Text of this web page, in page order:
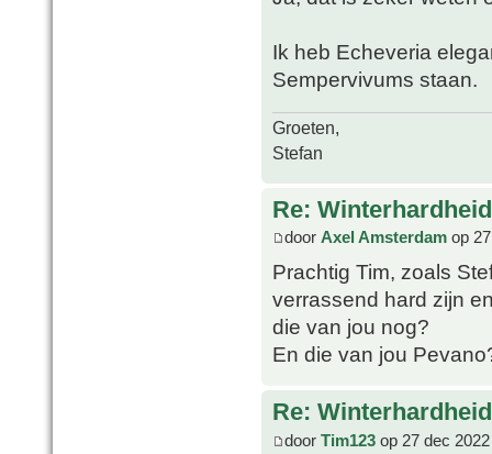
Ik heb Echeveria
Sempervivums staan.
Groeten,
Stefan
Re:
door Axel Amsterdam op
Prachtig Tim, zoals
verrassend hard zijn
die van jou nog?
En die van jou
Re:
door Tim123 op 27 dec